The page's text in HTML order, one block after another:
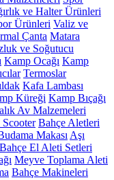
ve Halter Ürünleri
Ürünleri Valiz ve
Çanta Matara
ve Soğutucu
Kamp Ocağı Kamp
Termoslar
Kafa Lambası
Küreği Kamp Bıçağı
Av Malzemeleri
Bahçe Aletleri
Makası Aşı
Bahçe El Aleti Setleri
Meyve Toplama Aleti
Bahçe Makineleri